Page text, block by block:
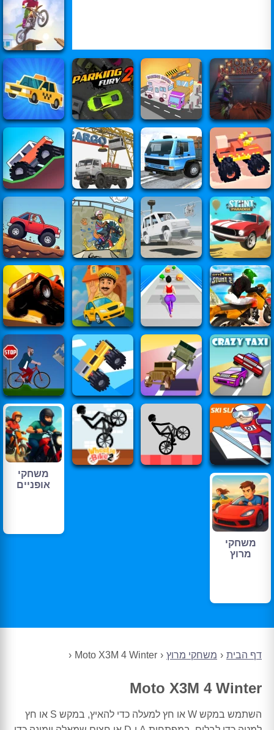
דף הבית משחקי מרוץ Moto X3M 4 Winter
Moto X3M 4 Winter
השתמש במקש W או חץ למעלה כדי להאיץ, במקש S או חץ
משחקי
אופניים
משחקי
מרוץ